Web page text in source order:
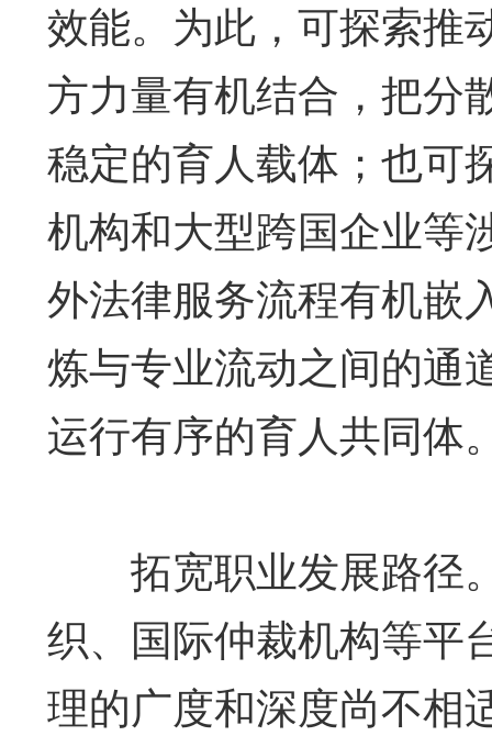
效能。为此，可探索推
方力量有机结合，把分
稳定的育人载体；也可
机构和大型跨国企业等
外法律服务流程有机嵌
炼与专业流动之间的通
运行有序的育人共同体
拓宽职业发展路径
织、国际仲裁机构等平
理的广度和深度尚不相